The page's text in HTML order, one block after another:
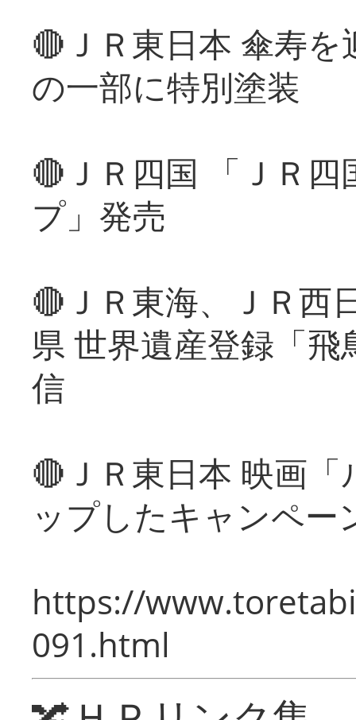
🔴ＪＲ東日本 傘寿
の一部に特別塗装
🔴ＪＲ四国 「ＪＲ
プ」発売
🔴ＪＲ東海、ＪＲ西
県 世界遺産登録「
信
🔴ＪＲ東日本 映画
ップしたキャンペー
https://
091.html